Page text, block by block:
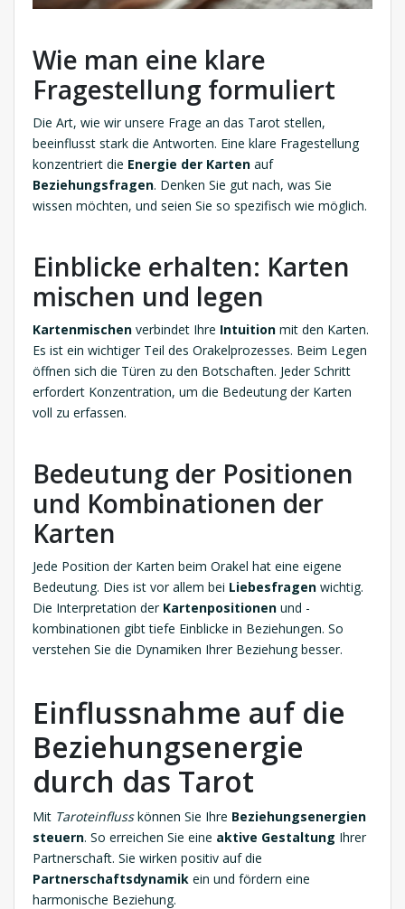
Wie man eine klare
Fragestellung formuliert
Die Art, wie wir unsere Frage an das Tarot stellen,
beeinflusst stark die Antworten. Eine klare Fragestellung
konzentriert die Energie der Karten auf
Beziehungsfragen. Denken Sie gut nach, was Sie
wissen möchten, und seien Sie so spezifisch wie möglich.
Einblicke erhalten: Karten
mischen und legen
Kartenmischen verbindet Ihre Intuition mit den Karten.
Es ist ein wichtiger Teil des Orakelprozesses. Beim Legen
öffnen sich die Türen zu den Botschaften. Jeder Schritt
erfordert Konzentration, um die Bedeutung der Karten
voll zu erfassen.
Bedeutung der Positionen
und Kombinationen der
Karten
Jede Position der Karten beim Orakel hat eine eigene
Bedeutung. Dies ist vor allem bei Liebesfragen wichtig.
Die Interpretation der Kartenpositionen und -
kombinationen gibt tiefe Einblicke in Beziehungen. So
verstehen Sie die Dynamiken Ihrer Beziehung besser.
Einflussnahme auf die
Beziehungsenergie
durch das Tarot
Mit Taroteinflusskönnen Sie Ihre Beziehungsenergien
steuern. So erreichen Sie eine aktive Gestaltung Ihrer
Partnerschaft. Sie wirken positiv auf die
Partnerschaftsdynamik ein und fördern eine
harmonische Beziehung.